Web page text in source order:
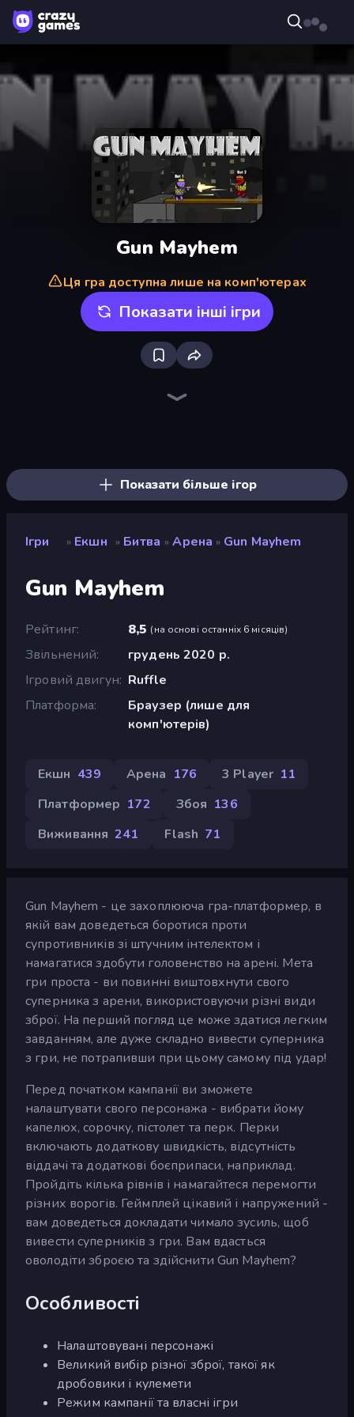
Gun Mayhem
Ця гра доступна лише на комп'ютерах
Показати інші ігри
Показати більше ігор
Ігри » Екшн » Битва » Арена » Gun Mayhem
Gun Mayhem
Рейтинг 8,5 (на основі останніх 6 місяців)
Звільнений
грудень 2020 р.
Ігровий двигун Ruffle
Платформа
Браузер (лише для
комп'ютерів)
Екшн 439 Арена 176 3 Player 11
Платформер 172 Збоя 136
Виживання 241 Flash 71
Gun Mayhem - це захоплююча гра-платформер, в
якій вам доведеться боротися проти
супротивників зі штучним інтелектом і
намагатися здобути головенство на арені. Мета
гри проста - ви повинні виштовхнути свого
суперника з арени, використовуючи різні види
зброї. На перший погляд це може здатися легким
завданням, але дуже складно вивести суперника
з гри, не потрапивши при цьому самому під удар!
Перед початком кампанії ви зможете
налаштувати свого персонажа - вибрати йому
капелюх, сорочку, пістолет та перк. Перки
включають додаткову швидкість, відсутність
віддачі та додаткові боєприпаси, наприклад.
Пройдіть кілька рівнів і намагайтеся перемогти
різних ворогів. Геймплей цікавий і напружений -
вам доведеться докладати чимало зусиль, щоб
вивести суперників з гри. Вам вдасться
оволодіти зброєю та здійснити Gun Mayhem?
Особливості
Налаштовувані персонажі
Великий вибір різної зброї, такої як
дробовики і кулемети
Режим кампанії та власні ігри